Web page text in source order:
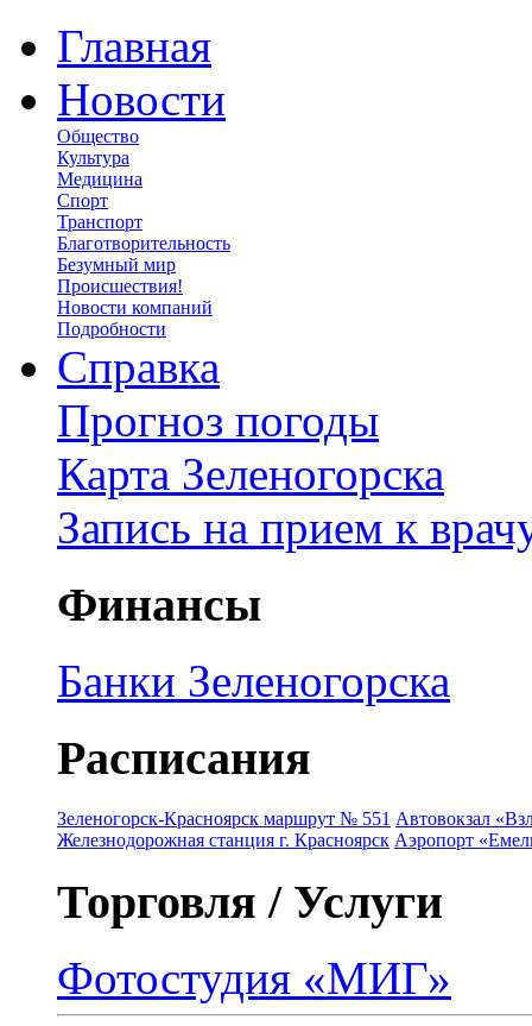
Главная
Новости
Общество
Культура
Медицина
Спорт
Транспорт
Благотворительность
Безумный мир
Происшествия!
Новости компаний
Подробности
Справка
Прогноз погоды
Карта Зеленогорска
Запись на прием к
Финансы
Банки Зеленогорска
Расписания
Зеленогорск-Красноярск маршрут № 551 Автовокзал
Железнодорожная станция г. Красноярск Аэропорт
Торговля / Услуги
Фотостудия «МИГ»